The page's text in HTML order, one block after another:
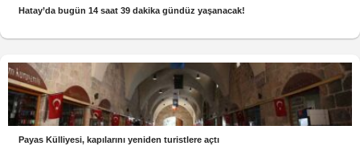
Hatay’da bugün 14 saat 39 dakika gündüz yaşanacak!
Payas Külliyesi, kapılarını yeniden turistlere açtı